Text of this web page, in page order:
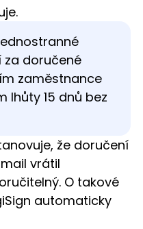
za doručené
zaměstnance
lhůty 15 dnů bez
že doručení
vrátil
O takové
automaticky